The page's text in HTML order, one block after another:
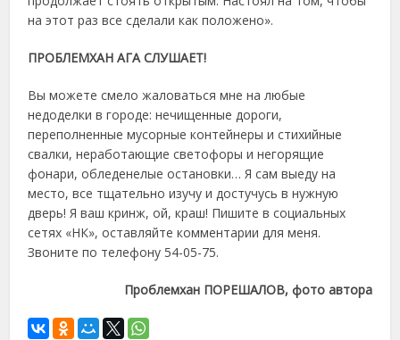
на этот раз все сделали как положено».
ПРОБЛЕМХАН АГА СЛУШАЕТ!
Вы можете смело жаловаться мне на любые
недоделки в городе: нечищенные дороги,
переполненные мусорные контейнеры и стихийные
свалки, неработающие светофоры и негорящие
фонари, обледенелые остановки… Я сам выеду на
место, все тщательно изучу и достучусь в нужную
дверь! Я ваш кринж, ой, краш! Пишите в социальных
сетях «НК», оставляйте комментарии для меня.
Звоните по телефону 54-05-75.
Проблемхан ПОРЕШАЛОВ, фото автора